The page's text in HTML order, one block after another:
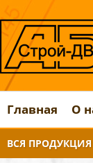
Главная О
ВСЯ ПРОДУКЦИЯ